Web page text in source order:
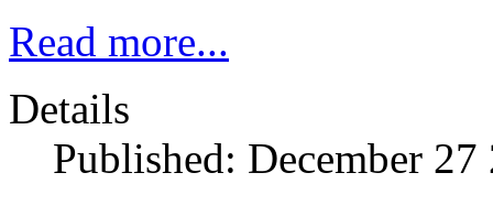
Read more...
Details
Published: December 27